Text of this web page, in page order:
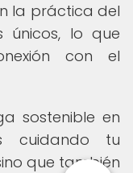
la práctica del
únicos, lo que
con el
sostenible en
cuidando tu
que también